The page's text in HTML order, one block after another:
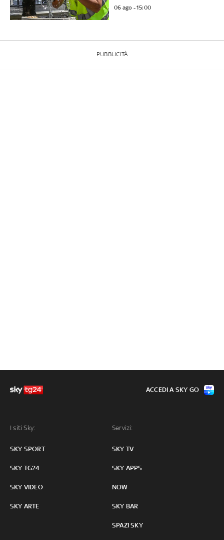
06 ago - 15:00
PUBBLICITÀ
I siti Sky:
SKY SPORT
SKY TG24
SKY VIDEO
SKY ARTE
Servizi:
SKY TV
SKY APPS
NOW
SKY BAR
SPAZI SKY
ACCEDI A SKY GO